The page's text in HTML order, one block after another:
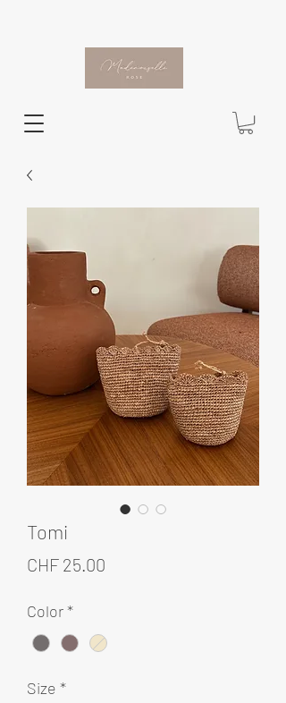
Tomi
CHF 25.00
Color*
Size *